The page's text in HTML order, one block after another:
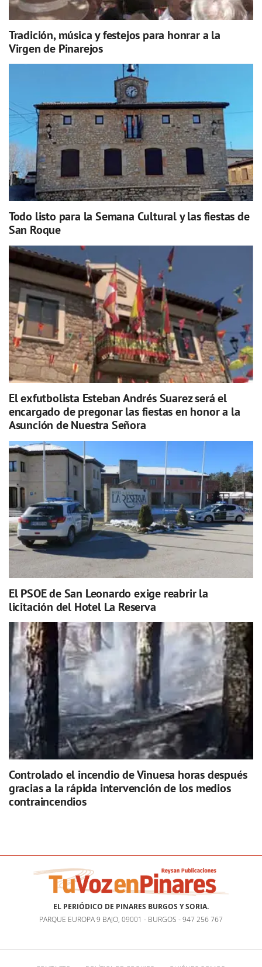
Tradición, música y festejos para honrar a la
Virgen de Pinarejos
Todo listo para la Semana Cultural y las fiestas de
San Roque
El exfutbolista Esteban Andrés Suarez será el
encargado de pregonar las fiestas en honor a la
Asunción de Nuestra Señora
El PSOE de San Leonardo exige reabrir la
licitación del Hotel La Reserva
Controlado el incendio de Vinuesa horas después
gracias a la rápida intervención de los medios
contraincendios
EL PERIÓDICO DE PINARES BURGOS Y SORIA.
PARQUE EUROPA 9 BAJO, 09001 - BURGOS - 947 256 767